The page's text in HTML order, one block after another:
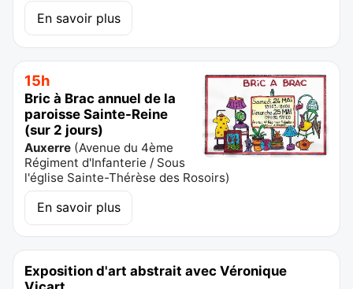
En savoir plus
15h
Bric à Brac annuel de la
paroisse Sainte-Reine
(sur 2 jours)
Auxerre (Avenue du 4ème
Régiment d'Infanterie / Sous
l'église Sainte-Thérèse des Rosoirs)
En savoir plus
Exposition d'art abstrait avec Véronique